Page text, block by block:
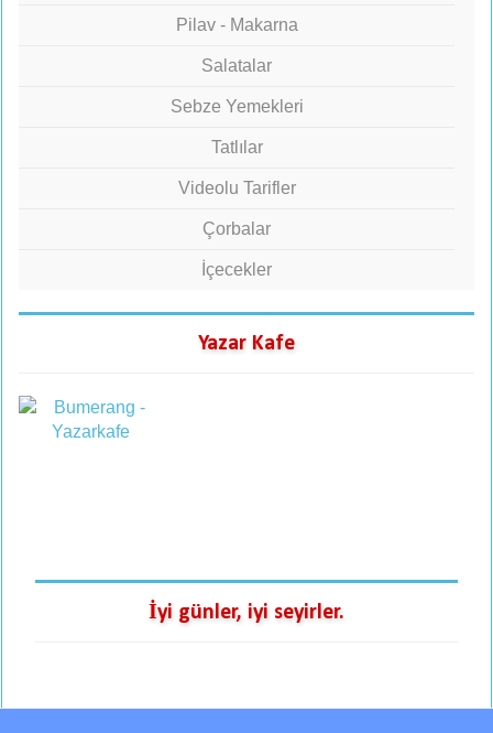
Pilav - Makarna
Salatalar
Sebze Yemekleri
Tatlılar
Videolu Tarifler
Çorbalar
İçecekler
Yazar Kafe
İyi günler, iyi seyirler.